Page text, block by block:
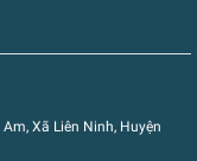
Xã Liên Ninh, Huyện